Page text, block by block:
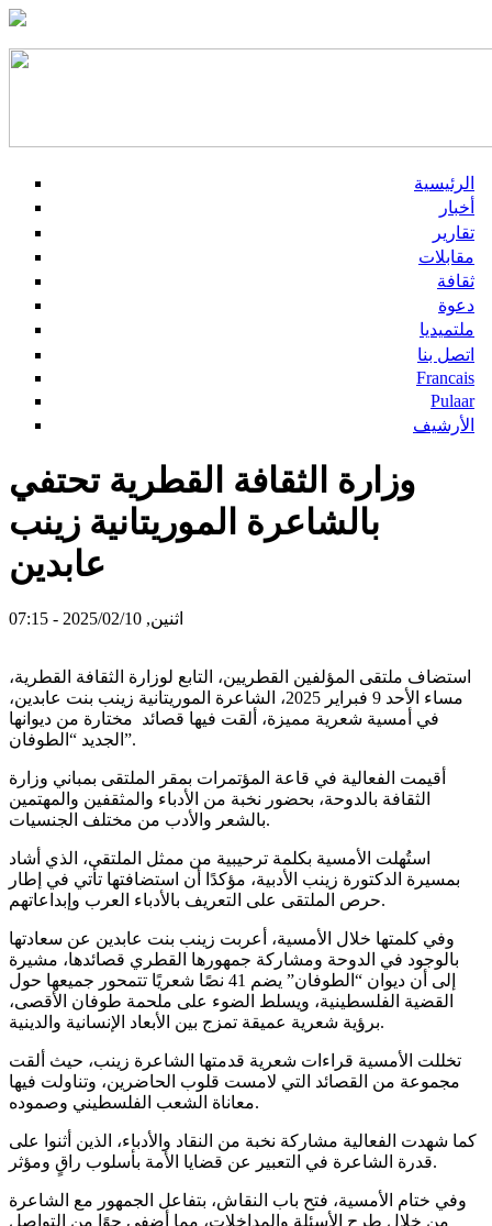
الرئيسية
أخبار
تقارير
مقابلات
ثقافة
دعوة
ملتميديا
اتصل بنا
Francais
Pulaar
الأرشيف
وزارة الثقافة القطرية تحتفي
بالشاعرة الموريتانية زينب
عابدين
اثنين, 2025/02/10 - 07:15
استضاف ملتقى المؤلفين القطريين، التابع لوزارة الثقافة القطرية،
مساء الأحد 9 فبراير 2025، الشاعرة الموريتانية زينب بنت عابدين،
في أمسية شعرية مميزة، ألقت فيها قصائد مختارة من ديوانها
الجديد “الطوفان”.
أقيمت الفعالية في قاعة المؤتمرات بمقر الملتقى بمباني وزارة
الثقافة بالدوحة، بحضور نخبة من الأدباء والمثقفين والمهتمين
بالشعر والأدب من مختلف الجنسيات.
استُهلت الأمسية بكلمة ترحيبية من ممثل الملتقى، الذي أشاد
بمسيرة الدكتورة زينب الأدبية، مؤكدًا أن استضافتها تأتي في إطار
حرص الملتقى على التعريف بالأدباء العرب وإبداعاتهم.
وفي كلمتها خلال الأمسية، أعربت زينب بنت عابدين عن سعادتها
بالوجود في الدوحة ومشاركة جمهورها القطري قصائدها، مشيرة
إلى أن ديوان “الطوفان” يضم 41 نصًا شعريًا تتمحور جميعها حول
القضية الفلسطينية، ويسلط الضوء على ملحمة طوفان الأقصى،
برؤية شعرية عميقة تمزج بين الأبعاد الإنسانية والدينية.
تخللت الأمسية قراءات شعرية قدمتها الشاعرة زينب، حيث ألقت
مجموعة من القصائد التي لامست قلوب الحاضرين، وتناولت فيها
معاناة الشعب الفلسطيني وصموده.
كما شهدت الفعالية مشاركة نخبة من النقاد والأدباء، الذين أثنوا على
قدرة الشاعرة في التعبير عن قضايا الأمة بأسلوب راقٍ ومؤثر.
وفي ختام الأمسية، فتح باب النقاش، بتفاعل الجمهور مع الشاعرة
من خلال طرح الأسئلة والمداخلات، مما أضفى جوًا من التواصل